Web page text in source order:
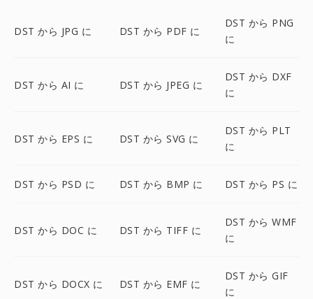
DST から JPG に DST から PDF に
DST から PNG
に
DST から AI に DST から JPEG に
DST から DXF
に
DST から EPS に DST から SVG に
DST から PLT
に
DST から PSD に DST から BMP に DST から PS に
DST から DOC に DST から TIFF に
DST から WMF
に
DST から DOCX に DST から EMF に
DST から GIF
に